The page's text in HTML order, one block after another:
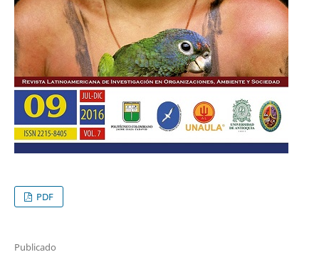
PDF
Publicado